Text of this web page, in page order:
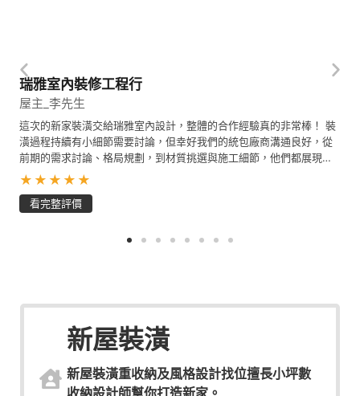
瑞雅室內裝修工程行
屋主_李先生
這次的新家裝潢交給瑞雅室內設計，整體的合作經驗真的非常棒！ 裝
潢過程持續有小細節需要討論，但幸好我們的統包廠商溝通良好，從
前期的需求討論、格局規劃，到材質挑選與施工細節，他們都展現了
極高的專業與耐心。
★★★★★
看完整評價
新屋裝潢
新屋裝潢重收納及風格設計找位擅長小坪數
收納設計師幫你打造新家。